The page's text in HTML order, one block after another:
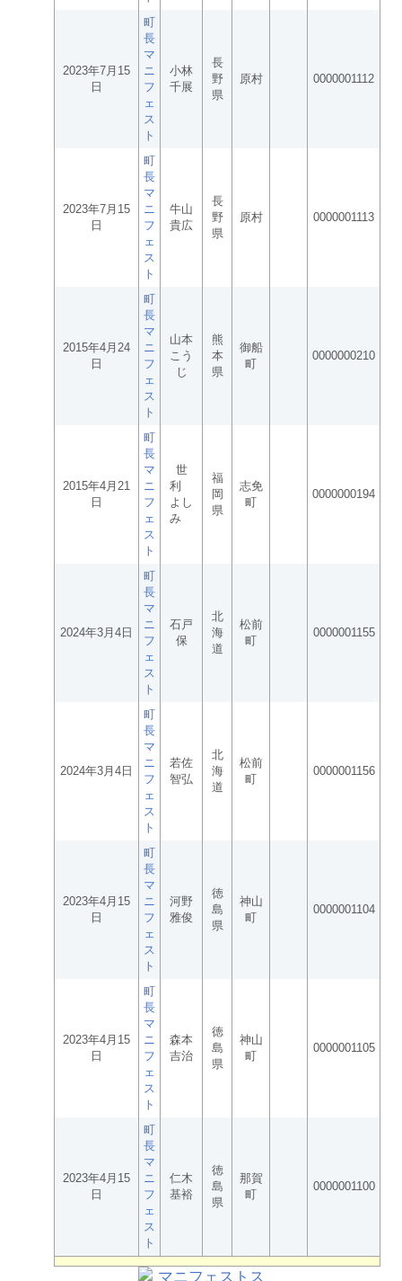
2023年7月15
日
町
長
マ
ニ
フ
ェ
ス
ト
小林
千展
長
野
県
原村 0000001112
2023年7月15
日
町
長
マ
ニ
フ
ェ
ス
ト
牛山
貴広
長
野
県
原村 0000001113
2015年4月24
日
町
長
マ
ニ
フ
ェ
ス
ト
山本
こう
じ
熊
本
県
御船
町
0000000210
2015年4月21
日
町
長
マ
ニ
フ
ェ
ス
ト
世
利
よし
み
福
岡
県
志免
町
0000000194
2024年3月4日
町
長
マ
ニ
フ
ェ
ス
ト
石戸
保
北
海
道
松前
町
0000001155
2024年3月4日
町
長
マ
ニ
フ
ェ
ス
ト
若佐
智弘
北
海
道
松前
町
0000001156
2023年4月15
日
町
長
マ
ニ
フ
ェ
ス
ト
河野
雅俊
徳
島
県
神山
町
0000001104
2023年4月15
日
町
長
マ
ニ
フ
ェ
ス
ト
森本
吉治
徳
島
県
神山
町
0000001105
2023年4月15
日
町
長
マ
ニ
フ
ェ
ス
ト
仁木
基裕
徳
島
県
那賀
町
0000001100